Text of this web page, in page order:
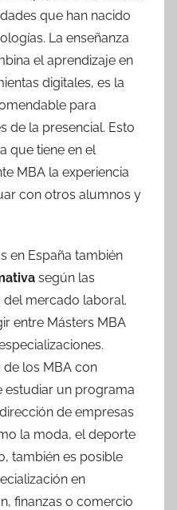
que han nacido
La enseñanza
el aprendizaje en
digitales, es la
para
de la presencial. Esto
que tiene en el
MBA la experiencia
con otros alumnos y
en España también
según las
del mercado laboral.
entre Másters MBA
los MBA con
estudiar un programa
de empresas
la moda, el deporte
también es posible
en
finanzas o comercio